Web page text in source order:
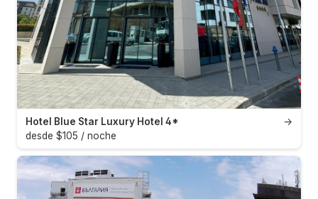
→
Hotel Blue Star Luxury Hotel 4*
desde $105 / noche